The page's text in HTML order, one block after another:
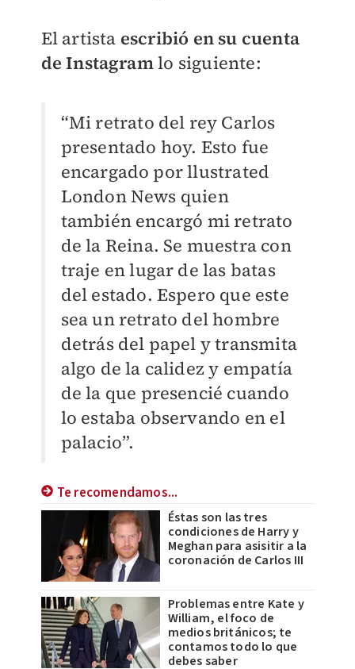
El artista escribió en su cuenta
de Instagramlo siguiente:
“Mi retrato del rey Carlos
presentado hoy. Esto fue
encargado por llustrated
London News quien
también encargó mi retrato
de la Reina. Se muestra con
traje en lugar de las batas
del estado. Espero que este
sea un retrato del hombre
detrás del papel y transmita
algo de la calidez y empatía
de la que presencié cuando
lo estaba observando en el
palacio”.
Te recomendamos...
Éstas son las tres
condiciones de Harry y
Meghan para asisitir a la
coronación de Carlos III
Problemas entre Kate y
William, el foco de
medios británicos; te
contamos todo lo que
debes saber